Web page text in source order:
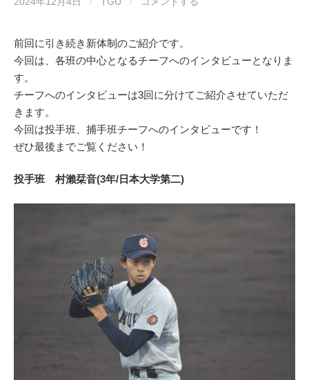
前回に引き続き新体制のご紹介です。
今回は、各班の中心となるチーフへのインタビューとなりま
す。
チーフへのインタビューは3回に分けてご紹介させていただ
きます。
今回は投手班、捕手班チーフへのインタビューです！
ぜひ最後までご覧ください！
投手班 村瀨栞音(3年/日本大学第二)